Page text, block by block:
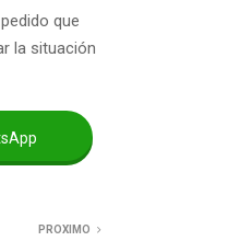
que
la situación
PROXIMO